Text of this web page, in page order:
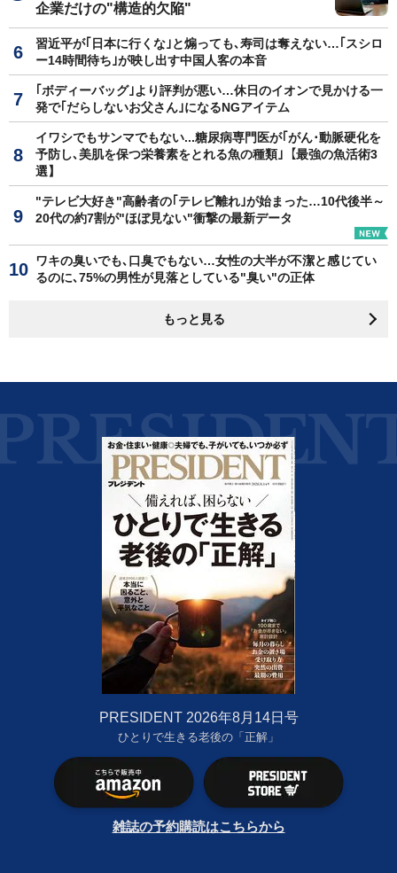
企業だけの"構造的欠陥"
習近平が｢日本に行くな｣と煽っても､寿司は奪えない…｢スシロ
ー14時間待ち｣が映し出す中国人客の本音
｢ボディーバッグ｣より評判が悪い…休日のイオンで見かける一
発で｢だらしないお父さん｣になるNGアイテム
イワシでもサンマでもない...糖尿病専門医が｢がん･動脈硬化を
予防し､美肌を保つ栄養素をとれる魚の種類｣【最強の魚活術3
選】
"テレビ大好き"高齢者の｢テレビ離れ｣が始まった…10代後半～
20代の約7割が"ほぼ見ない"衝撃の最新データ
ワキの臭いでも､口臭でもない…女性の大半が不潔と感じてい
るのに､75%の男性が見落としている"臭い"の正体
もっと見る
PRESIDENT 2026年8月14日号
ひとりで生きる老後の「正解」
雑誌の予約購読はこちらから